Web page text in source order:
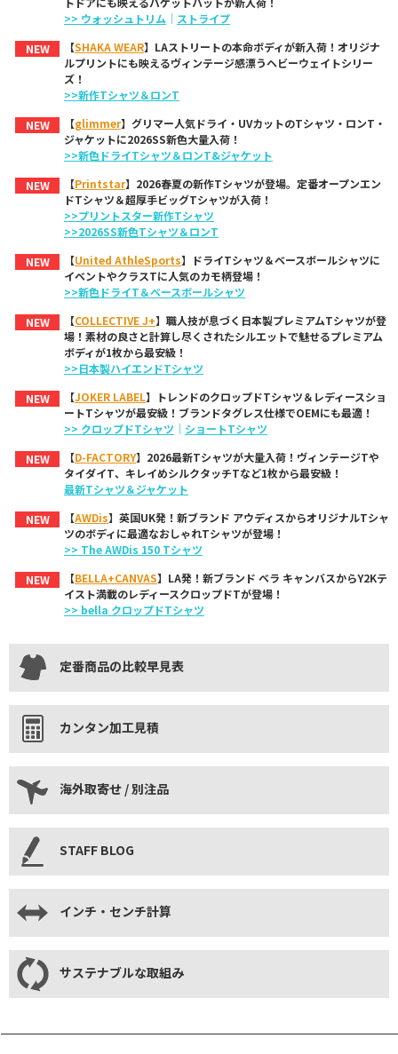
>> ウォッシュトリム ｜ ストライプ
NEW
【SHAKA WEAR】LAストリートの本命ボディが新入荷！オリジナ
ルプリントにも映えるヴィンテージ感漂うヘビーウェイトシリー
ズ！
>>新作Tシャツ＆ロンT
NEW
【glimmer】グリマー人気ドライ・UVカットのTシャツ・ロンT・
ジャケットに2026SS新色大量入荷！
>>新色ドライTシャツ＆ロンT&ジャケット
NEW
【Printstar】2026春夏の新作Tシャツが登場。定番オープンエン
ドTシャツ＆超厚手ビッグTシャツが入荷！
>>プリントスター新作Tシャツ
>>2026SS新色Tシャツ＆ロンT
NEW
【United AthleSports】ドライTシャツ＆ベースボールシャツに
イベントやクラスTに人気のカモ柄登場！
>>新色ドライT＆ベースボールシャツ
NEW
【COLLECTIVE J+】職人技が息づく日本製プレミアムTシャツが登
場！素材の良さと計算し尽くされたシルエットで魅せるプレミアム
ボディが1枚から最安級！
>>日本製ハイエンドTシャツ
NEW
【JOKER LABEL】トレンドのクロップドTシャツ＆レディースショ
ートTシャツが最安級！ブランドタグレス仕様でOEMにも最適！
>> クロップドTシャツ ｜ ショートTシャツ
NEW
【D-FACTORY】2026最新Tシャツが大量入荷！ヴィンテージTや
タイダイT、キレイめシルクタッチTなど1枚から最安級！
最新Tシャツ＆ジャケット
NEW
【AWDis】英国UK発！新ブランド アウディスからオリジナルTシャ
ツのボディに最適なおしゃれTシャツが登場！
>> The AWDis 150 Tシャツ
NEW
【BELLA+CANVAS】LA発！新ブランド ベラ キャンバスからY2Kテ
イスト満載のレディースクロップドTが登場！
>> bella クロップドTシャツ
定番商品の比較早見表
カンタン加工見積
海外取寄せ / 別注品
STAFF BLOG
インチ・センチ計算
サステナブルな取組み